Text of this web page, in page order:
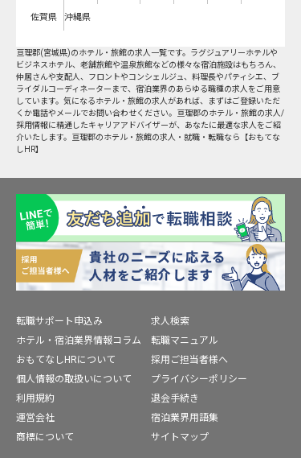
佐賀県 沖縄県
亘理郡(宮城県)のホテル・旅館の求人一覧です。ラグジュアリーホテルや
ビジネスホテル、老舗旅館や温泉旅館などの様々な宿泊施設はもちろん、
仲居さんや支配人、フロントやコンシェルジュ、料理長やパティシエ、ブ
ライダルコーディネーターまで、宿泊業界のあらゆる職種の求人をご用意
しています。気になるホテル・旅館の求人があれば、まずはご登録いただ
くか電話やメールでお問い合わせください。亘理郡のホテル・旅館の求人/
採用情報に精通したキャリアアドバイザーが、あなたに最適な求人をご紹
介いたします。亘理郡のホテル・旅館の求人・就職・転職なら【おもてな
しHR】
転職サポート申込み
求人検索
ホテル・宿泊業界情報コラム
転職マニュアル
おもてなしHRについて
採用ご担当者様へ
個人情報の取扱いについて
プライバシーポリシー
利用規約
退会手続き
運営会社
宿泊業界用語集
商標について
サイトマップ